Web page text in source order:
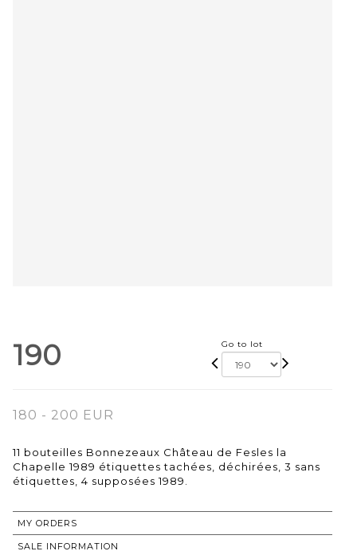
190 Go to lot
180 - 200 EUR
11 bouteilles Bonnezeaux Château de Fesles la
Chapelle 1989 étiquettes tachées, déchirées, 3 sans
étiquettes, 4 supposées 1989.
MY ORDERS
SALE INFORMATION